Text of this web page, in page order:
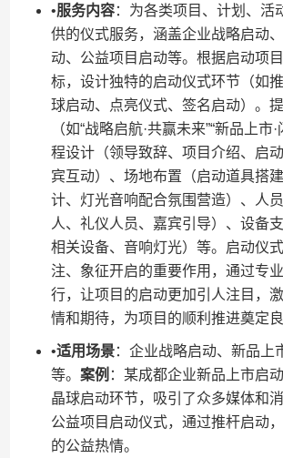
•​​服务内容​：为各类项目、计划、活
供的仪式服务，涵盖企业战略启动
动、公益项目启动等。根据启动项
标，设计独特的启动仪式环节（如
球启动、点亮仪式、签名启动）。
（如“战略启航·共赢未来”“新品上市
程设计（领导致辞、项目介绍、启
宾互动）、场地布置（启动道具搭
计、灯光音响配合氛围营造）、人
人、礼仪人员、嘉宾引导）、设备
相关设备、音响灯光）等。启动仪
注、象征开启的重要作用，通过专
行，让项目的启动更加引人注目，
情和期待，为项目的顺利推进奠定良
•​​适用场景​：企业战略启动、新品上
等。​ ​案例​ ：某成都企业新品上市启
晶球启动环节，吸引了众多媒体和
公益项目启动仪式，通过推杆启动
的公益热情。